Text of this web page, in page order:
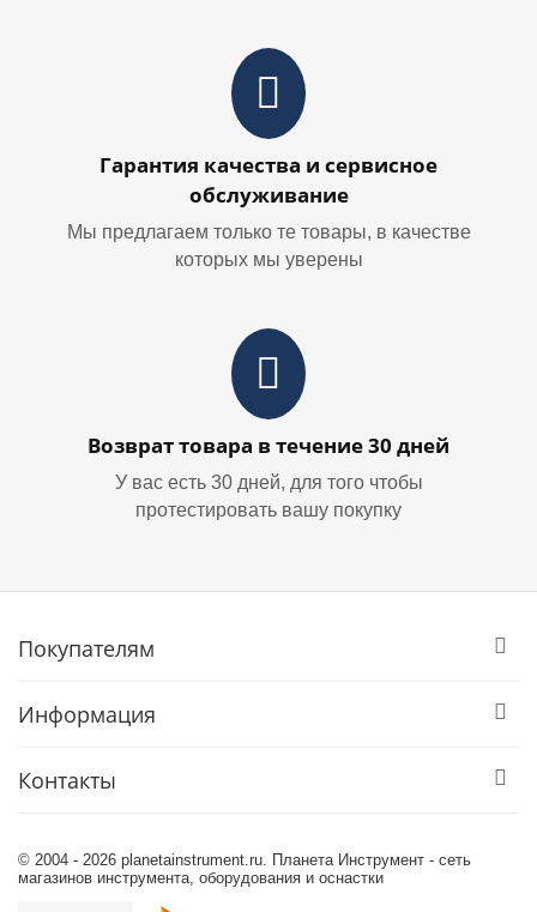
Гарантия качества и сервисное
обслуживание
Мы предлагаем только те товары, в качестве
которых мы уверены
Возврат товара в течение 30 дней
У вас есть 30 дней, для того чтобы
протестировать вашу покупку
Покупателям
Информация
Контакты
© 2004 - 2026 planetainstrument.ru. Планета Инструмент - сеть
магазинов инструмента, оборудования и оснастки